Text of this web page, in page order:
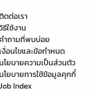
ดต่อเรา
ธีใช้งาน
คำถามที่พบบ่อย
เงื่อนไขและข้อกำหนด
นโยบายความเป็นส่วนตัว
นโยบายการใช้ข้อมูลคุกกี้
Index